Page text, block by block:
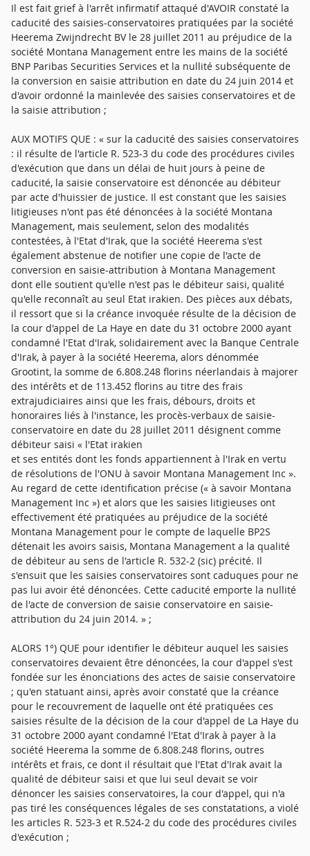
Il est fait grief à l'arrêt infirmatif attaqué d'AVOIR constaté la
caducité des saisies-conservatoires pratiquées par la société
Heerema Zwijndrecht BV le 28 juillet 2011 au préjudice de la
société Montana Management entre les mains de la société
BNP Paribas Securities Services et la nullité subséquente de
la conversion en saisie attribution en date du 24 juin 2014 et
d'avoir ordonné la mainlevée des saisies conservatoires et de
la saisie attribution ;
AUX MOTIFS QUE : « sur la caducité des saisies conservatoires
: il résulte de l'article R. 523-3 du code des procédures civiles
d'exécution que dans un délai de huit jours à peine de
caducité, la saisie conservatoire est dénoncée au débiteur
par acte d'huissier de justice. Il est constant que les saisies
litigieuses n'ont pas été dénoncées à la société Montana
Management, mais seulement, selon des modalités
contestées, à l'Etat d'Irak, que la société Heerema s'est
également abstenue de notifier une copie de l'acte de
conversion en saisie-attribution à Montana Management
dont elle soutient qu'elle n'est pas le débiteur saisi, qualité
qu'elle reconnaît au seul Etat irakien. Des pièces aux débats,
il ressort que si la créance invoquée résulte de la décision de
la cour d'appel de La Haye en date du 31 octobre 2000 ayant
condamné l'Etat d'Irak, solidairement avec la Banque Centrale
d'Irak, à payer à la société Heerema, alors dénommée
Grootint, la somme de 6.808.248 florins néerlandais à majorer
des intérêts et de 113.452 florins au titre des frais
extrajudiciaires ainsi que les frais, débours, droits et
honoraires liés à l'instance, les procès-verbaux de saisie-
conservatoire en date du 28 juillet 2011 désignent comme
débiteur saisi « l'Etat irakien
et ses entités dont les fonds appartiennent à l'Irak en vertu
de résolutions de l'ONU à savoir Montana Management Inc ».
Au regard de cette identification précise (« à savoir Montana
Management Inc ») et alors que les saisies litigieuses ont
effectivement été pratiquées au préjudice de la société
Montana Management pour le compte de laquelle BP2S
détenait les avoirs saisis, Montana Management a la qualité
de débiteur au sens de l'article R. 532-2 (sic) précité. Il
s'ensuit que les saisies conservatoires sont caduques pour ne
pas lui avoir été dénoncées. Cette caducité emporte la nullité
de l'acte de conversion de saisie conservatoire en saisie-
attribution du 24 juin 2014. » ;
ALORS 1°) QUE pour identifier le débiteur auquel les saisies
conservatoires devaient être dénoncées, la cour d'appel s'est
fondée sur les énonciations des actes de saisie conservatoire
; qu'en statuant ainsi, après avoir constaté que la créance
pour le recouvrement de laquelle ont été pratiquées ces
saisies résulte de la décision de la cour d'appel de La Haye du
31 octobre 2000 ayant condamné l'Etat d'Irak à payer à la
société Heerema la somme de 6.808.248 florins, outres
intérêts et frais, ce dont il résultait que l'Etat d'Irak avait la
qualité de débiteur saisi et que lui seul devait se voir
dénoncer les saisies conservatoires, la cour d'appel, qui n'a
pas tiré les conséquences légales de ses constatations, a violé
les articles R. 523-3 et R.524-2 du code des procédures civiles
d'exécution ;